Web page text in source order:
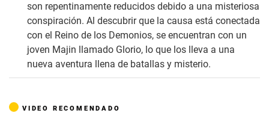
son repentinamente reducidos debido a una misteriosa
conspiración. Al descubrir que la causa está conectada
con el Reino de los Demonios, se encuentran con un
joven Majin llamado Glorio, lo que los lleva a una
nueva aventura llena de batallas y misterio.
VIDEO RECOMENDADO